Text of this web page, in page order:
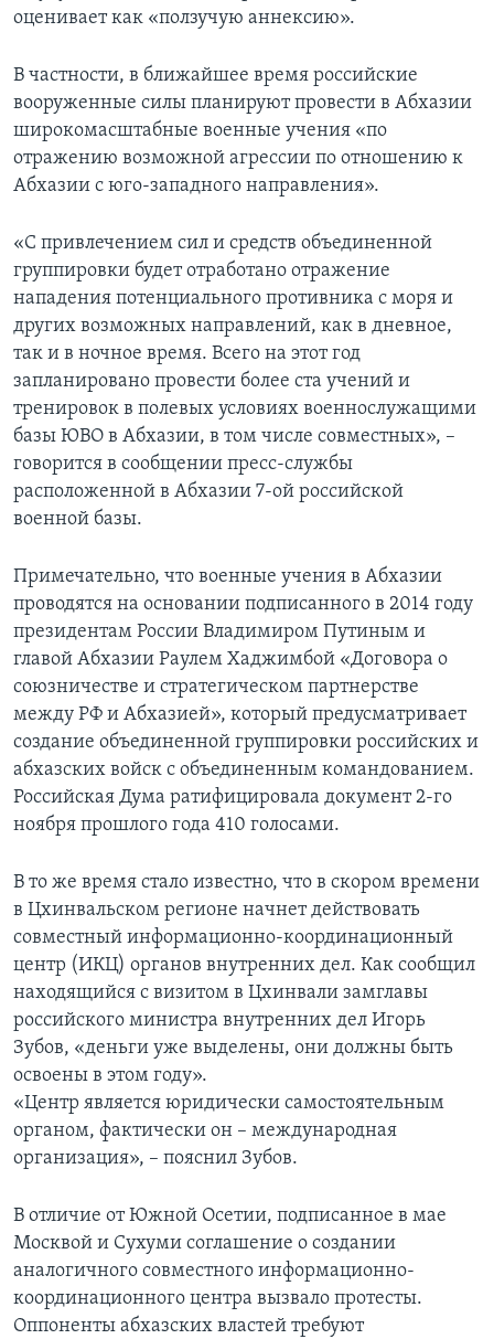
оценивает как «ползучую аннексию».
В частности, в ближайшее время российские
вооруженные силы планируют провести в Абхазии
широкомасштабные военные учения «по
отражению возможной агрессии по отношению к
Абхазии с юго-западного направления».
«С привлечением сил и средств объединенной
группировки будет отработано отражение
нападения потенциального противника с моря и
других возможных направлений, как в дневное,
так и в ночное время. Всего на этот год
запланировано провести более ста учений и
тренировок в полевых условиях военнослужащими
базы ЮВО в Абхазии, в том числе совместных», –
говорится в сообщении пресс-службы
расположенной в Абхазии 7-ой российской
военной базы.
Примечательно, что военные учения в Абхазии
проводятся на основании подписанного в 2014 году
президентам России Владимиром Путиным и
главой Абхазии Раулем Хаджимбой «Договора о
союзничестве и стратегическом партнерстве
между РФ и Абхазией», который предусматривает
создание объединенной группировки российских и
абхазских войск с объединенным командованием.
Российская Дума ратифицировала документ 2-го
ноября прошлого года 410 голосами.
В то же время стало известно, что в скором времени
в Цхинвальском регионе начнет действовать
совместный информационно-координационный
центр (ИКЦ) органов внутренних дел. Как сообщил
находящийся с визитом в Цхинвали замглавы
российского министра внутренних дел Игорь
Зубов, «деньги уже выделены, они должны быть
освоены в этом году».
«Центр является юридически самостоятельным
органом, фактически он – международная
организация», – пояснил Зубов.
В отличие от Южной Осетии, подписанное в мае
Москвой и Сухуми соглашение о создании
аналогичного совместного информационно-
координационного центра вызвало протесты.
Оппоненты абхазских властей требуют